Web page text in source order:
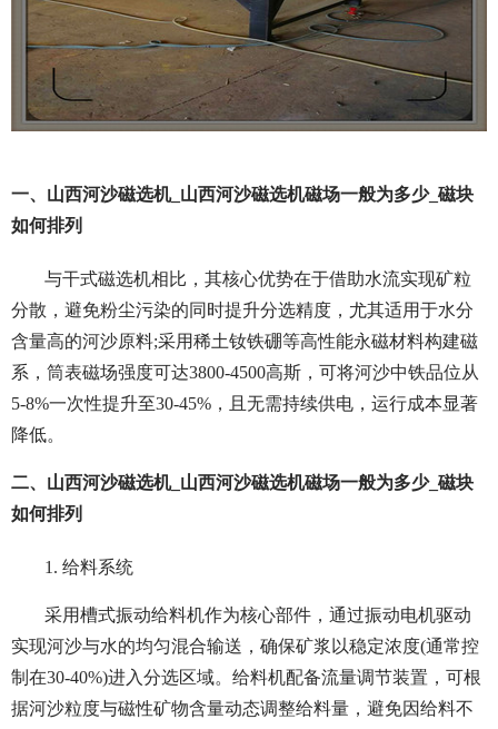
一、山西河沙磁选机_山西河沙磁选机磁场一般为多少_磁块
如何排列
与干式磁选机相比，其核心优势在于借助水流实现矿粒
分散，避免粉尘污染的同时提升分选精度，尤其适用于水分
含量高的河沙原料;采用稀土钕铁硼等高性能永磁材料构建磁
系，筒表磁场强度可达3800-4500高斯，可将河沙中铁品位从
5-8%一次性提升至30-45%，且无需持续供电，运行成本显著
降低。
二、山西河沙磁选机_山西河沙磁选机磁场一般为多少_磁块
如何排列
1. 给料系统
采用槽式振动给料机作为核心部件，通过振动电机驱动
实现河沙与水的均匀混合输送，确保矿浆以稳定浓度(通常控
制在30-40%)进入分选区域。给料机配备流量调节装置，可根
据河沙粒度与磁性矿物含量动态调整给料量，避免因给料不